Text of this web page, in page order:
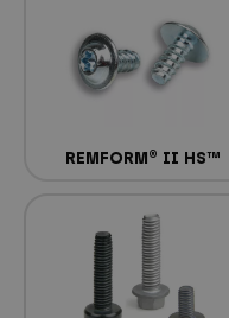
REMFORM® II HS™